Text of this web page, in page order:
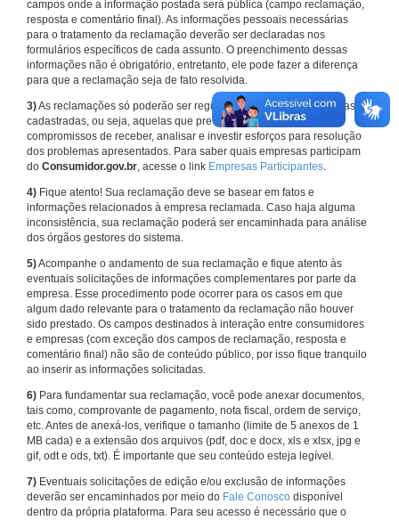
campos onde a informação postada será pública (campo reclamação,
resposta e comentário final). As informações pessoais necessárias
para o tratamento da reclamação deverão ser declaradas nos
formulários específicos de cada assunto. O preenchimento dessas
informações não é obrigatório, entretanto, ele pode fazer a diferença
para que a reclamação seja de fato resolvida.
3)As reclamações só poderão ser registradas em face de empresas
cadastradas, ou seja, aquelas que previamente assumiram
compromissos de receber, analisar e investir esforços para resolução
dos problemas apresentados. Para saber quais empresas participam
do Consumidor.gov.br, acesse o link Empresas Participantes.
4) Fique atento! Sua reclamação deve se basear em fatos e
informações relacionados à empresa reclamada. Caso haja alguma
inconsistência, sua reclamação poderá ser encaminhada para análise
dos órgãos gestores do sistema.
5)Acompanhe o andamento de sua reclamação e fique atento às
eventuais solicitações de informações complementares por parte da
empresa. Esse procedimento pode ocorrer para os casos em que
algum dado relevante para o tratamento da reclamação não houver
sido prestado. Os campos destinados à interação entre consumidores
e empresas (com exceção dos campos de reclamação, resposta e
comentário final) não são de conteúdo público, por isso fique tranquilo
ao inserir as informações solicitadas.
6) Para fundamentar sua reclamação, você pode anexar documentos,
tais como, comprovante de pagamento, nota fiscal, ordem de serviço,
etc. Antes de anexá-los, verifique o tamanho (limite de 5 anexos de 1
MB cada) e a extensão dos arquivos (pdf, doc e docx, xls e xlsx, jpg e
gif, odt e ods, txt). É importante que seu conteúdo esteja legível.
7) Eventuais solicitações de edição e/ou exclusão de informações
deverão ser encaminhados por meio do Fale Conosco disponível
dentro da própria plataforma. Para seu acesso é necessário que o